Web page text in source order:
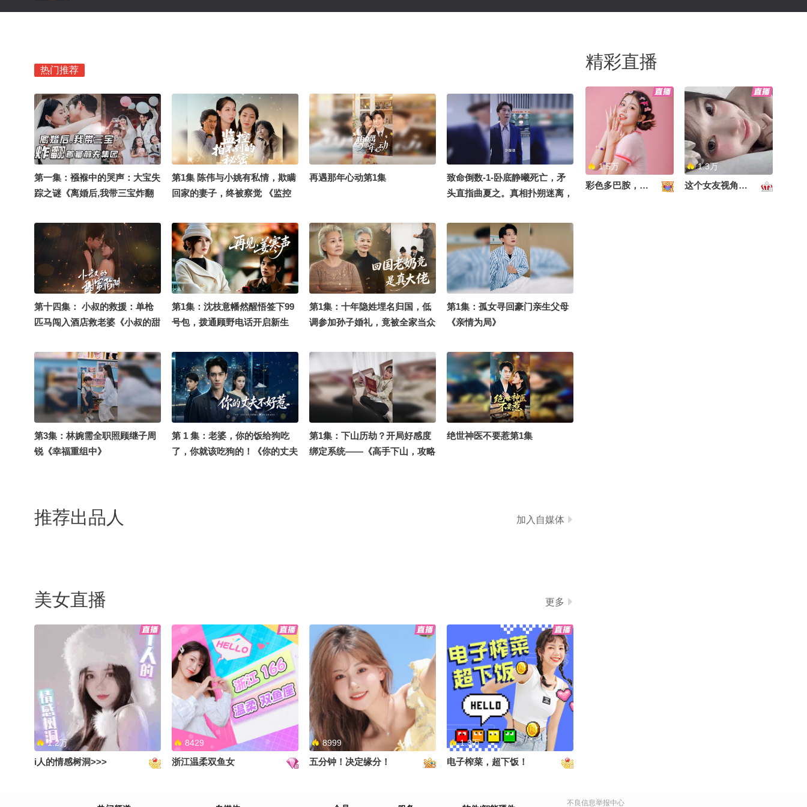
热门推荐
第一集：襁褓中的哭声：大宝失
踪之谜《离婚后,我带三宝炸翻
第1集 陈伟与小姚有私情，欺瞒
回家的妻子，终被察觉 《监控
再遇那年心动第1集
致命倒数-1-卧底静曦死亡，矛
头直指曲夏之。真相扑朔迷离，
第十四集： 小叔的救援：单枪
匹马闯入酒店救老婆《小叔的甜
第1集：沈枝意幡然醒悟签下99
号包，拨通顾野电话开启新生
第1集：十年隐姓埋名归国，低
调参加孙子婚礼，竟被全家当众
第1集：孤女寻回豪门亲生父母
《亲情为局》
第3集：林婉需全职照顾继子周
锐《幸福重组中》
第 1 集：老婆，你的饭给狗吃
了，你就该吃狗的！《你的丈夫
第1集：下山历劫？开局好感度
绑定系统——《高手下山，攻略
绝世神医不要惹第1集
推荐出品人 加入自媒体
美女直播 更多
1.2万
i人的情感树洞>>>
8429
浙江温柔双鱼女
8999
五分钟！决定缘分！
1.3万
电子榨菜，超下饭！
精彩直播
1.5万
彩色多巴胺，甜到心里啦！
1.3万
这个女友视角好治愈~
不良信息举报中心